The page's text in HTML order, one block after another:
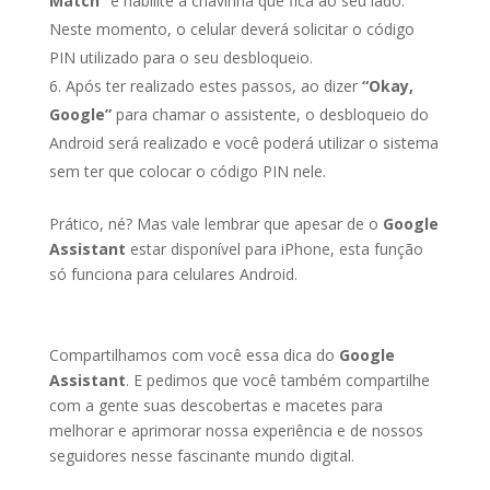
Neste momento, o celular deverá solicitar o código
PIN utilizado para o seu desbloqueio.
Após ter realizado estes passos, ao dizer “Okay,
Google”para chamar o assistente, o desbloqueio do
Android será realizado e você poderá utilizar o sistema
sem ter que colocar o código PIN nele.
Prático, né? Mas vale lembrar que apesar de o Google
Assistant estar disponível para iPhone, esta função
só funciona para celulares Android.
Compartilhamos com você essa dica do Google
Assistant. E pedimos que você também compartilhe
com a gente suas descobertas e macetes para
melhorar e aprimorar nossa experiência e de nossos
seguidores nesse fascinante mundo digital.